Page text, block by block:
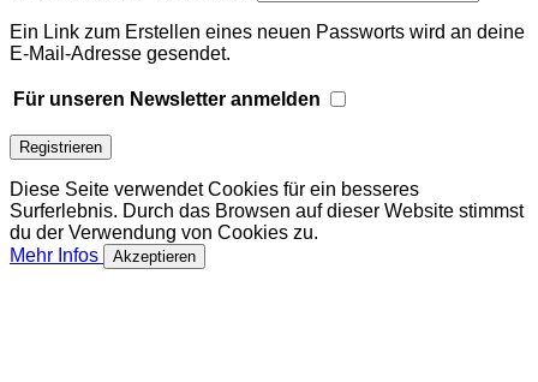
Ein Link zum Erstellen eines neuen Passworts wird an deine
E-Mail-Adresse gesendet.
Für unseren Newsletter anmelden
Registrieren
Diese Seite verwendet Cookies für ein besseres
Surferlebnis. Durch das Browsen auf dieser Website stimmst
du der Verwendung von Cookies zu.
Mehr Infos
Akzeptieren